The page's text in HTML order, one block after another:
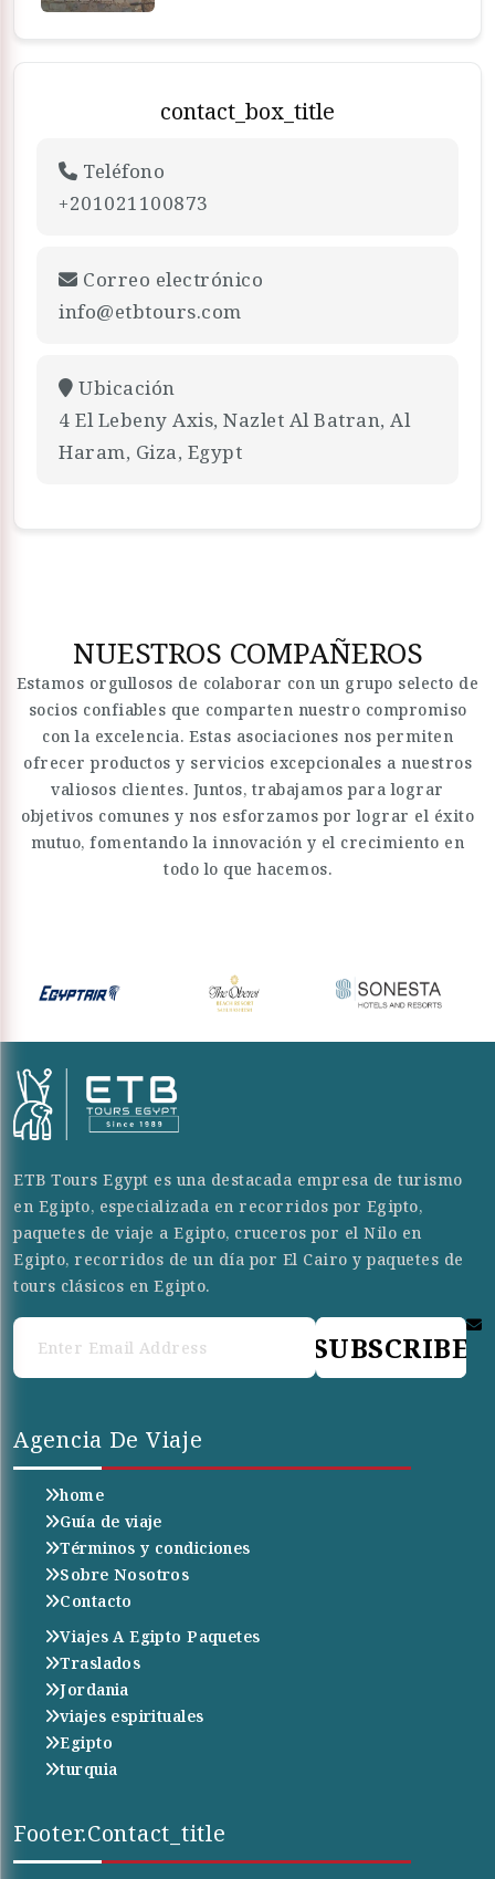
contact_box_title
Teléfono
+201021100873
Correo electrónico
info@etbtours.com
Ubicación
4 El Lebeny Axis, Nazlet Al Batran, Al
Haram, Giza, Egypt
NUESTROS COMPAÑEROS
Estamos orgullosos de colaborar con un grupo selecto de
socios confiables que comparten nuestro compromiso
con la excelencia. Estas asociaciones nos permiten
ofrecer productos y servicios excepcionales a nuestros
valiosos clientes. Juntos, trabajamos para lograr
objetivos comunes y nos esforzamos por lograr el éxito
mutuo, fomentando la innovación y el crecimiento en
todo lo que hacemos.
ETB Tours Egypt es una destacada empresa de turismo
en Egipto, especializada en recorridos por Egipto,
paquetes de viaje a Egipto, cruceros por el Nilo en
Egipto, recorridos de un día por El Cairo y paquetes de
tours clásicos en Egipto.
SUBSCRIBE
Agencia De Viaje
home
Guía de viaje
Términos y condiciones
Sobre Nosotros
Contacto
Viajes A Egipto Paquetes
Traslados
Jordania
viajes espirituales
Egipto
turquia
Footer.contact_title